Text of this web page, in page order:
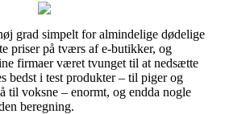
grad simpelt for almindelige dødelige
priser på tværs af e-butikker, og
firmaer været tvunget til at nedsætte
bedst i test produkter – til piger og
til voksne – enormt, og endda nogle
beregning.